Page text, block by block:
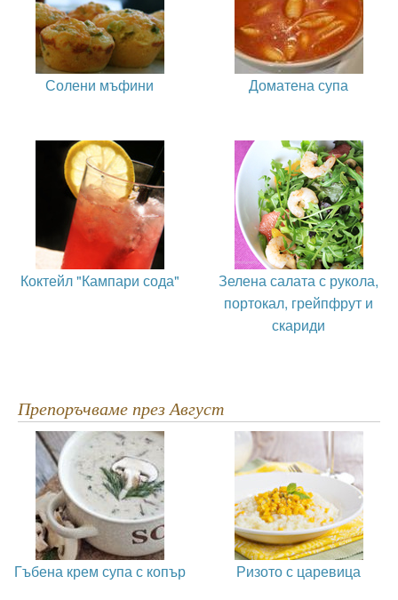
Солени мъфини Доматена супа
Коктейл "Кампари сода"
Зелена салата с рукола,
портокал, грейпфрут и
скариди
Препоръчваме през Август
Гъбена крем супа с копър Ризото с царевица